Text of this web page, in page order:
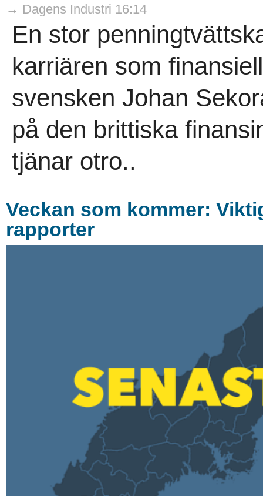
→ Dagens Industri 16:14
En stor
karriären som
svensken Johan
på den brittiska
tjänar otro..
Veckan som kommer:
rapporter